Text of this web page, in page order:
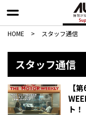
HOME > スタッフ通信
スタッフ通信
【
ト！